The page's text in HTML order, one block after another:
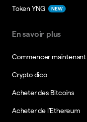
Token YNG NEW
En savoir plus
Commencer maintenant
Crypto dico
Acheter des Bitcoins
Acheter de l’Ethereum